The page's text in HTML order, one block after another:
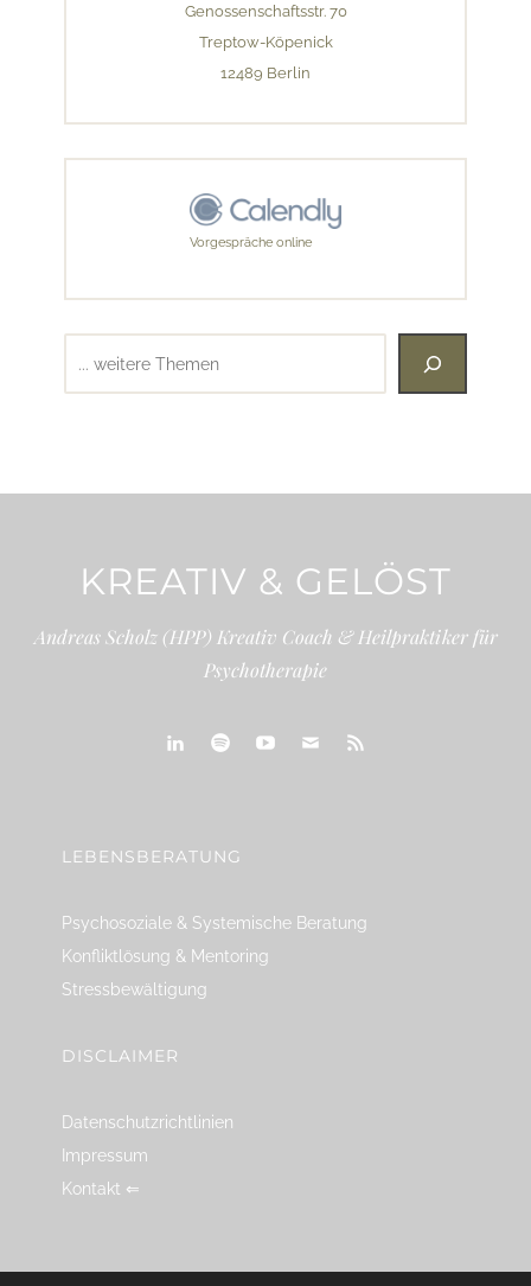
Genossenschaftsstr. 70
Treptow-Köpenick
12489 Berlin
Vorgespräche online
KREATIV & GELÖST
Andreas Scholz (HPP) Kreativ Coach & Heilpraktiker für
Psychotherapie
LEBENSBERATUNG
Psychosoziale & Systemische Beratung
Konfliktlösung & Mentoring
Stressbewältigung
DISCLAIMER
Datenschutzrichtlinien
Impressum
Kontakt ⇐